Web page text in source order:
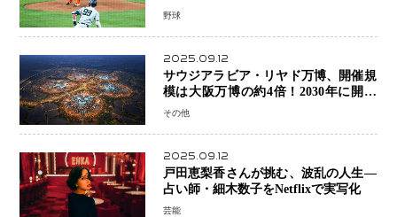
で降板
野球
2025.09.12
サウジアラビア・リヤド万博、開催規
模は大阪万博の約4倍！2030年に開幕
予定
その他
2025.09.12
戸田恵梨香さんが挑む、波乱の人生―
占い師・細木数子をNetflixで実写化
芸能